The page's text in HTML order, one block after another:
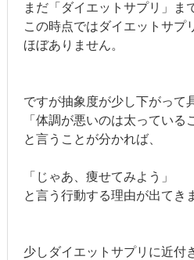
まだ「ダイエットサプリ」ま
この時点ではダイエットサプ
ほぼありません。
ですが抽象度が少し下がって
「体調が悪いのは太っている
と言うことが分かれば、
「じゃあ、痩せてみよう」
と言う行動する理由が出てき
少しダイエットサプリに近付